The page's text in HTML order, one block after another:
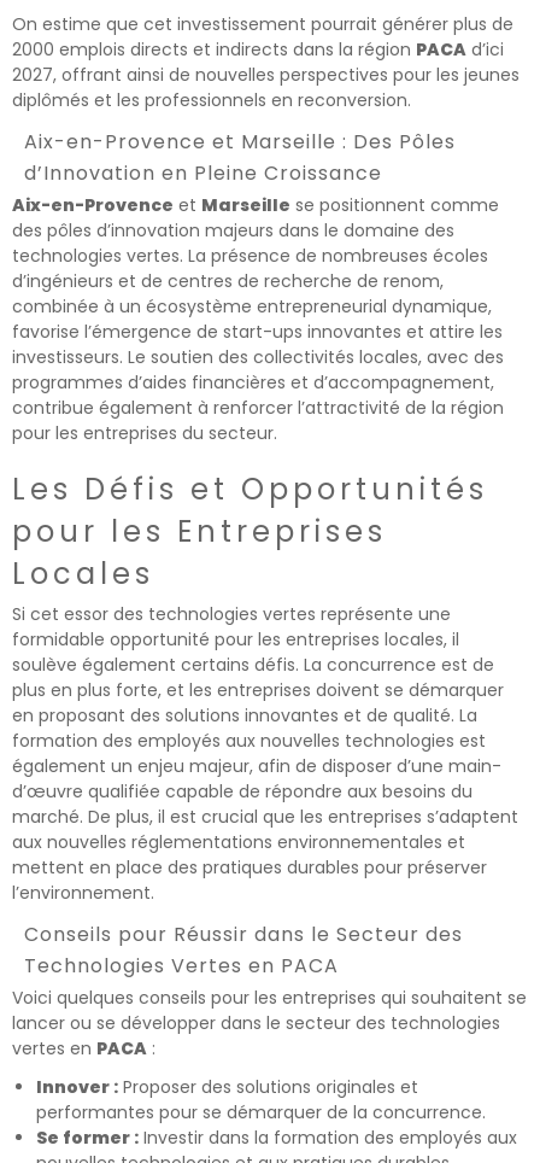
On estime que cet investissement pourrait générer plus de
2000 emplois directs et indirects dans la région PACA d’ici
2027, offrant ainsi de nouvelles perspectives pour les jeunes
diplômés et les professionnels en reconversion.
Aix-en-Provence et Marseille : Des Pôles
d’Innovation en Pleine Croissance
Aix-en-Provence et Marseille se positionnent comme
des pôles d’innovation majeurs dans le domaine des
technologies vertes. La présence de nombreuses écoles
d’ingénieurs et de centres de recherche de renom,
combinée à un écosystème entrepreneurial dynamique,
favorise l’émergence de start-ups innovantes et attire les
investisseurs. Le soutien des collectivités locales, avec des
programmes d’aides financières et d’accompagnement,
contribue également à renforcer l’attractivité de la région
pour les entreprises du secteur.
Les Défis et Opportunités
pour les Entreprises
Locales
Si cet essor des technologies vertes représente une
formidable opportunité pour les entreprises locales, il
soulève également certains défis. La concurrence est de
plus en plus forte, et les entreprises doivent se démarquer
en proposant des solutions innovantes et de qualité. La
formation des employés aux nouvelles technologies est
également un enjeu majeur, afin de disposer d’une main-
d’œuvre qualifiée capable de répondre aux besoins du
marché. De plus, il est crucial que les entreprises s’adaptent
aux nouvelles réglementations environnementales et
mettent en place des pratiques durables pour préserver
l’environnement.
Conseils pour Réussir dans le Secteur des
Technologies Vertes en PACA
Voici quelques conseils pour les entreprises qui souhaitent se
lancer ou se développer dans le secteur des technologies
vertes en PACA :
Innover : Proposer des solutions originales et
performantes pour se démarquer de la concurrence.
Se former : Investir dans la formation des employés aux